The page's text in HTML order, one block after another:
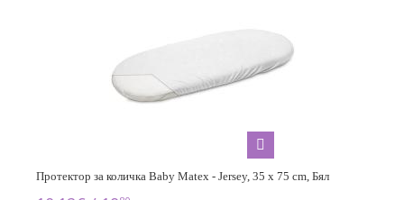
Протектор за количка Baby Matex - Jersey, 35 x 75 cm, Бял